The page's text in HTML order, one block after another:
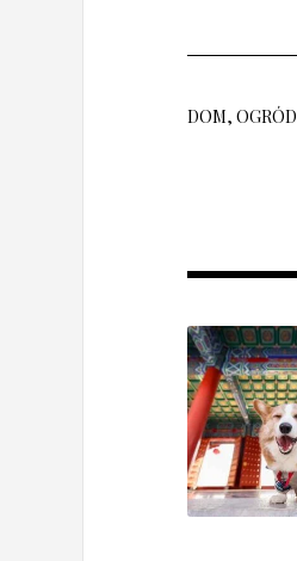
DOM, OGRÓD